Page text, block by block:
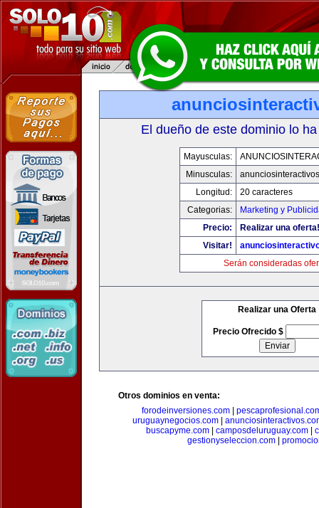
El dueño de este dominio lo
Mayusculas:
Minusculas:
Longitud:
20 caracteres
Categorias:
Marketing y
Precio:
Realizar una oferta!
Visitar!
Serán consideradas
Realizar una Oferta
Precio Ofrecido $
Otros dominios en venta:
forodeinversiones.com
uruguaynegocios.com|
buscapyme.com
camposdeluruguay.com
gestionyseleccion.com|